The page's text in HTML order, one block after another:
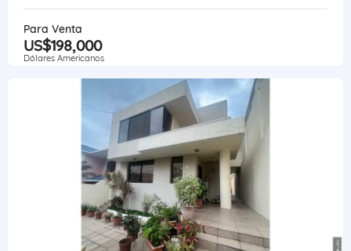
Para Venta
US$198,000
Dólares Americanos